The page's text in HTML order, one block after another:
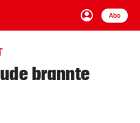
account_circle
Anmelden
Abo
close Schließen
brannte